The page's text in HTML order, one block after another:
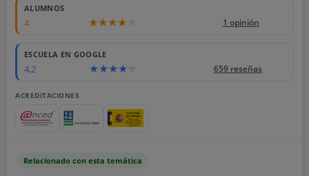
ALUMNOS
4 1 opinión
ESCUELA EN GOOGLE
4.2 659 reseñas
ACREDITACIONES
Relacionado con esta temática